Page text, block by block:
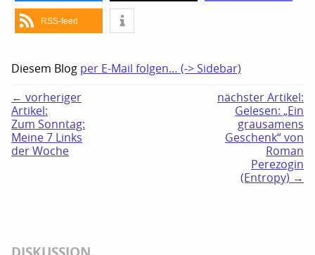
RSS-feed
Diesem Blog per E-Mail folgen… (-> Sidebar)
← vorheriger
Artikel:
Zum Sonntag:
Meine 7 Links
der Woche
nächster Artikel:
Gelesen: „Ein
grausamens
Geschenk“ von
Roman
Perezogin
(Entropy) →